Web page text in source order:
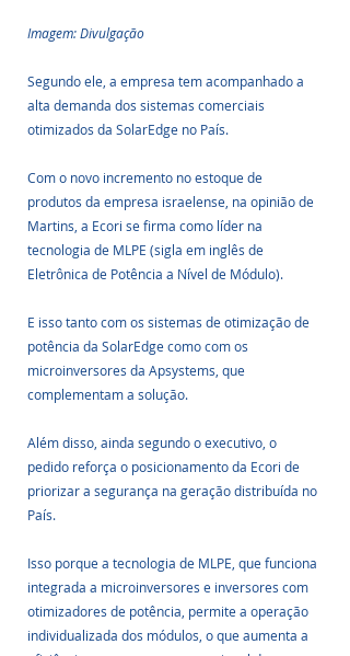
Imagem: Divulgação
Segundo ele, a empresa tem acompanhado a
alta demanda dos sistemas comerciais
otimizados da SolarEdge no País.
Com o novo incremento no estoque de
produtos da empresa israelense, na opinião de
Martins, a Ecori se firma como líder na
tecnologia de MLPE (sigla em inglês de
Eletrônica de Potência a Nível de Módulo).
E isso tanto com os sistemas de otimização de
potência da SolarEdge como com os
microinversores da Apsystems, que
complementam a solução.
Além disso, ainda segundo o executivo, o
pedido reforça o posicionamento da Ecori de
priorizar a segurança na geração distribuída no
País.
Isso porque a tecnologia de MLPE, que funciona
integrada a microinversores e inversores com
otimizadores de potência, permite a operação
individualizada dos módulos, o que aumenta a